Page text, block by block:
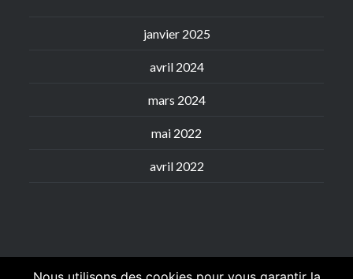
janvier 2025
avril 2024
mars 2024
mai 2022
avril 2022